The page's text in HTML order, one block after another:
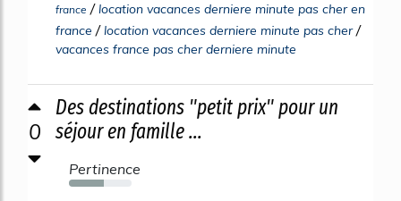
france /location vacances derniere minute pas cher en
france /location vacances derniere minute pas cher/
vacances france pas cher derniere minute
0
Des destinations "petit prix" pour un
séjour en famille ...
Pertinence
55%